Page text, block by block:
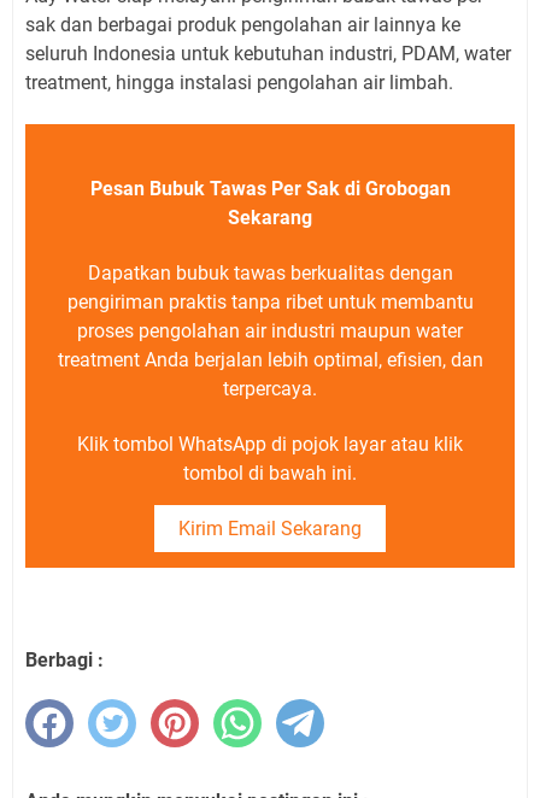
sak dan berbagai produk pengolahan air lainnya ke
seluruh Indonesia untuk kebutuhan industri, PDAM, water
treatment, hingga instalasi pengolahan air limbah.
Pesan Bubuk Tawas Per Sak di Grobogan
Sekarang
Dapatkan bubuk tawas berkualitas dengan
pengiriman praktis tanpa ribet untuk membantu
proses pengolahan air industri maupun water
treatment Anda berjalan lebih optimal, efisien, dan
terpercaya.
Klik tombol WhatsApp di pojok layar atau klik
tombol di bawah ini.
Kirim Email Sekarang
Berbagi :